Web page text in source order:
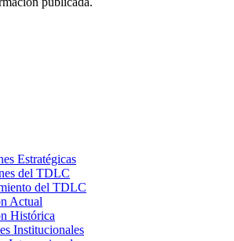
Estratégicas
del TDLC
del TDLC
Actual
Histórica
Institucionales